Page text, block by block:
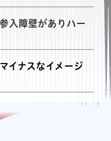
入障壁がありハー
イナスなイメージ